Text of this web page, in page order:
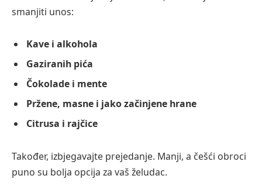
smanjiti unos:
Kave i alkohola
Gaziranih pića
Čokolade i mente
Pržene, masne i jako začinjene hrane
Citrusa i rajčice
Također, izbjegavajte prejedanje. Manji, a češći obroci
puno su bolja opcija za vaš želudac.